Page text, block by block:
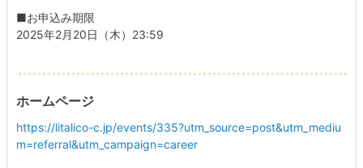
■お申込み期限
2025年2月20日（木）23:59
ホームページ
https://litalico-c.jp/events/335?utm_source=post&utm_mediu
m=referral&utm_campaign=career